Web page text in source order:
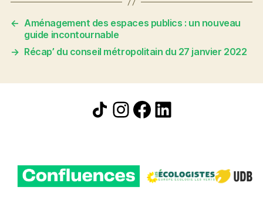
← Aménagement des espaces publics : un nouveau
guide incontournable
→ Récap’ du conseil métropolitain du 27 janvier 2022
Icône de partage
Instagram
Facebook
LinkedIn